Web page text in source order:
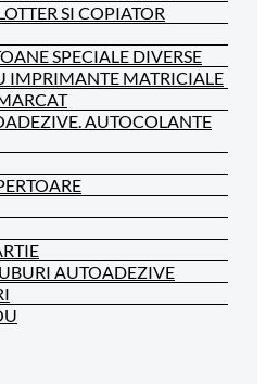
SI COPIATOR
SPECIALE DIVERSE
IMPRIMANTE MATRICIALE
AUTOCOLANTE
AUTOADEZIVE